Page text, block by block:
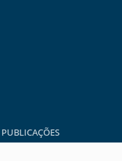
PUBLICAÇÕES